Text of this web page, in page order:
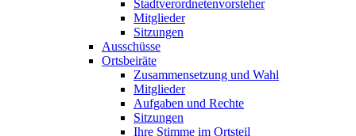
Stadtverordnetenvorsteher
Mitglieder
Sitzungen
Ausschüsse
Ortsbeiräte
Zusammensetzung und Wahl
Mitglieder
Aufgaben und Rechte
Sitzungen
Ihre Stimme im Ortsteil